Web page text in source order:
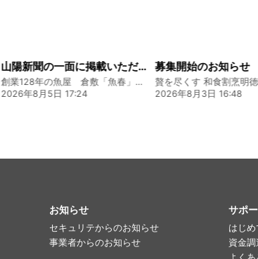
募集開始のお知らせ
贅を尽くす 和食割烹明徳ファンド
2026年8月3日 16:48
2026年7月30日 15:25
お知らせ
セキュリテからのお知らせ
事業者からのお知らせ
サポ
はじ
資金